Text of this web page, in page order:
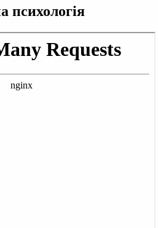
психологія